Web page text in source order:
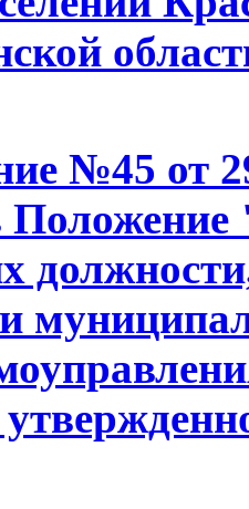
№45 от
Положение